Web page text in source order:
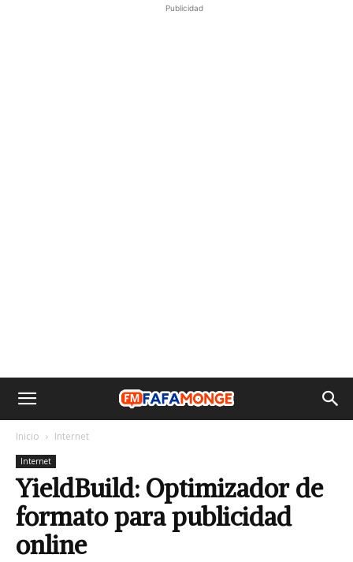
Publicidad
Inicio Internet
Internet
YieldBuild: Optimizador de
formato para publicidad
online